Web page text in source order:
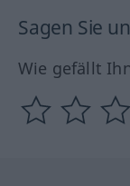
Sagen Sie
Wie gefällt